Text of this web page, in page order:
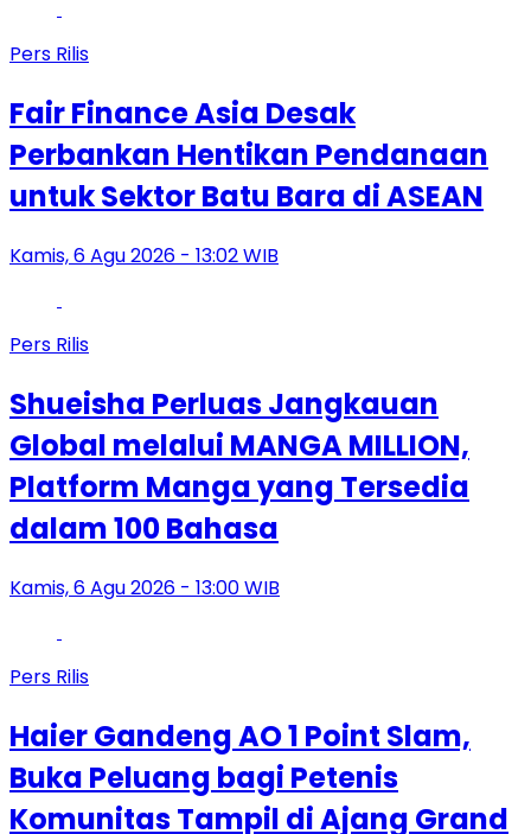
Pers Rilis
Fair Finance Asia Desak
Perbankan Hentikan Pendanaan
untuk Sektor Batu Bara di ASEAN
Kamis, 6 Agu 2026 - 13:02 WIB
Pers Rilis
Shueisha Perluas Jangkauan
Global melalui MANGA MILLION,
Platform Manga yang Tersedia
dalam 100 Bahasa
Kamis, 6 Agu 2026 - 13:00 WIB
Pers Rilis
Haier Gandeng AO 1 Point Slam,
Buka Peluang bagi Petenis
Komunitas Tampil di Ajang Grand